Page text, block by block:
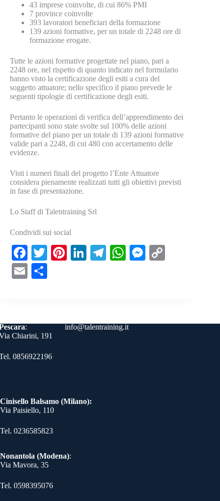
43 imprese coinvolte, di cui 86% PMI
7 province coinvolte
393 lavoratori beneficiari della formazione
139 azioni formative, per un totale di 2248 ore di
formazione erogate.
Tutte le azioni formative progettate nel piano, pari a
2248 ore, nel rispetto di quanto indicato nel formulario
hanno visto la certificazione degli esiti a cura del
soggetto attuatore; nello specifico il piano prevede le
seguenti tipologie di certificazione degli esiti.
Pertanto le operazioni di verifica dell’apprendimento dei
partecipanti sono state svolte sul 100% delle azioni
formative del piano per un totale di 139 azioni formative
valide pari a 2248, di cui 480 con accertamento delle
evidenze.
Visti i numeri finali del progetto l’Ente Attuatore
considera pienamente realizzati tutti gli obiettivi previsti
in fase di presentazione.
Lo Staff di Talentraining Srl
Condividi sui social
Fa
ce
bo
T
Pi
Li
Te W
M
E
di
info@talentraining.it
:
Chiarini, 191
0856922196
Cinisello Balsamo (Milano):
Via Paisiello, 110
Tel. 0236585823​
Nonantola (Modena):
Via Mavora, 35
Tel. 0598395076​